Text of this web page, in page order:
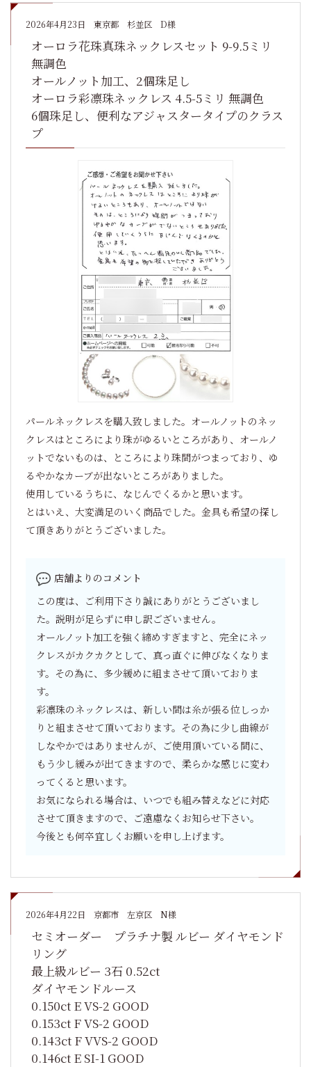
2026年4月23日 東京都 杉並区 D様
オーロラ花珠真珠ネックレスセット 9-9.5ミリ
無調色
オールノット加工、2個珠足し
オーロラ彩凛珠ネックレス 4.5-5ミリ 無調色
6個珠足し、便利なアジャスタータイプのクラス
プ
パールネックレスを購入致しました。オールノットのネッ
クレスはところにより珠がゆるいところがあり、オールノ
ットでないものは、ところにより珠間がつまっており、ゆ
るやかなカーブが出ないところがありました。
使用しているうちに、なじんでくるかと思います。
とはいえ、大変満足のいく商品でした。金具も希望の探し
て頂きありがとうございました。
店舗よりのコメント
この度は、ご利用下さり誠にありがとうございまし
た。説明が足らずに申し訳ございません。
オールノット加工を強く締めすぎますと、完全にネッ
クレスがカクカクとして、真っ直ぐに伸びなくなりま
す。その為に、多少緩めに組まさせて頂いておりま
す。
彩凛珠のネックレスは、新しい間は糸が張る位しっか
りと組まさせて頂いております。その為に少し曲線が
しなやかではありませんが、ご使用頂いている間に、
もう少し緩みが出てきますので、柔らかな感じに変わ
ってくると思います。
お気になられる場合は、いつでも組み替えなどに対応
させて頂きますので、ご遠慮なくお知らせ下さい。
今後とも何卒宜しくお願いを申し上げます。
2026年4月22日 京都市 左京区 N様
セミオーダー プラチナ製 ルビー ダイヤモンド
リング
最上級ルビー 3石 0.52ct
ダイヤモンドルース
0.150ct E VS-2 GOOD
0.153ct F VS-2 GOOD
0.143ct F VVS-2 GOOD
0.146ct E SI-1 GOOD